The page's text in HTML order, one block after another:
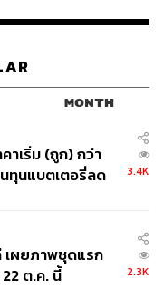
MONTH
าเริ่ม (ถูก) กว่า
ทุนแบตเตอรี่ลด
3.4K
เผยภาพชุดแรก
ต.ค. นี้
2.3K